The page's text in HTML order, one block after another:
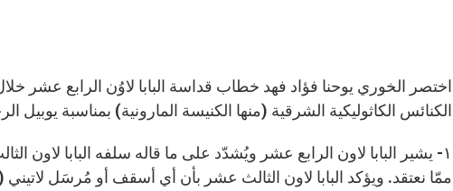
اختصر الخوري يوحنا فؤاد فهد خطاب قداسة البابا لاوُن الرابع عشر
الكنائس الكاثوليكية الشرقية (منها الكنيسة المارونية) بمناسبة يوبيل الرجاء
١- يشير البابا لاون الرابع عشر ويُشدّد على ما قاله سلفه البابا
ممّا نعتقد. ويؤكد البابا لاون الثالث عشر بأن أي أسقف أو مُرسَل